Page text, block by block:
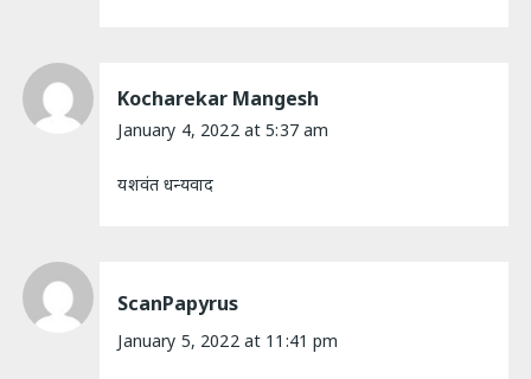
Kocharekar Mangesh
January 4, 2022 at 5:37 am
यशवंत धन्यवाद
ScanPapyrus
January 5, 2022 at 11:41 pm